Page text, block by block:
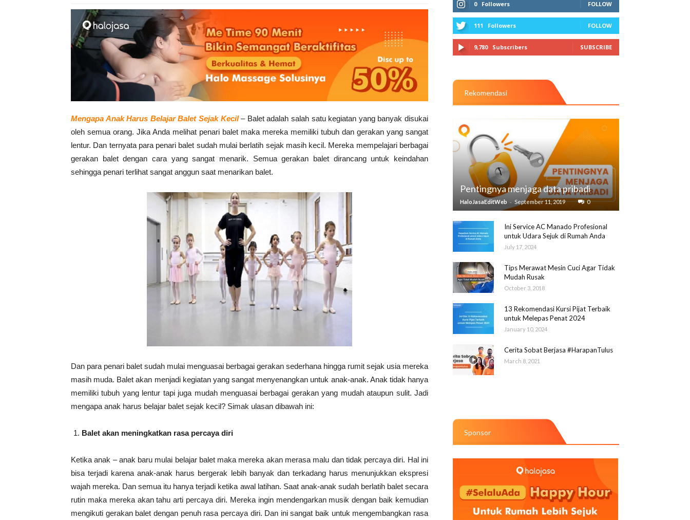
Mengapa Anak Harus Belajar Balet Sejak Kecil– Balet adalah salah satu kegiatan yang banyak disukai
oleh semua orang. Jika Anda melihat penari balet maka mereka memiliki tubuh dan gerakan yang sangat
lentur. Dan ternyata para penari balet sudah mulai berlatih sejak masih kecil. Mereka mempelajari berbagai
gerakan balet dengan cara yang sangat menarik. Semua gerakan balet dirancang untuk keindahan
sehingga penari terlihat sangat anggun saat menarikan balet.
Dan para penari balet sudah mulai menguasai berbagai gerakan sederhana hingga rumit sejak usia mereka
masih muda. Balet akan menjadi kegiatan yang sangat menyenangkan untuk anak-anak. Anak tidak hanya
memiliki tubuh yang lentur tapi juga mudah menguasai berbagai gerakan yang mudah ataupun sulit. Jadi
mengapa anak harus belajar balet sejak kecil? Simak ulasan dibawah ini:
Balet akan meningkatkan rasa percaya diri
Ketika anak – anak baru mulai belajar balet maka mereka akan merasa malu dan tidak percaya diri. Hal ini
bisa terjadi karena anak-anak harus bergerak lebih banyak dan terkadang harus menunjukkan ekspresi
wajah mereka. Dan semua itu hanya terjadi ketika awal latihan. Saat anak-anak sudah berlatih balet secara
rutin maka mereka akan tahu arti percaya diri. Mereka ingin mendengarkan musik dengan baik kemudian
mengikuti gerakan balet dengan penuh rasa percaya diri. Dan ini sangat baik untuk mengembangkan rasa
0 Followers FOLLOW
111 Followers FOLLOW
9,780 Subscribers SUBSCRIBE
Rekomendasi
Pentingnya menjaga data pribadi
HaloJasaEditWeb - September 11, 2019 0
Ini Service AC Manado Profesional
untuk Udara Sejuk di Rumah Anda
July 17, 2024
Tips Merawat Mesin Cuci Agar Tidak
Mudah Rusak
October 3, 2018
13 Rekomendasi Kursi Pijat Terbaik
untuk Melepas Penat 2024
January 10, 2024
Cerita Sobat Berjasa #HarapanTulus​
March 8, 2021
Sponsor